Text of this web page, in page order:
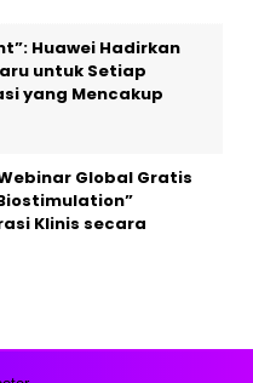
Huawei Hadirkan
untuk Setiap
yang Mencakup
Global Gratis
Klinis secara